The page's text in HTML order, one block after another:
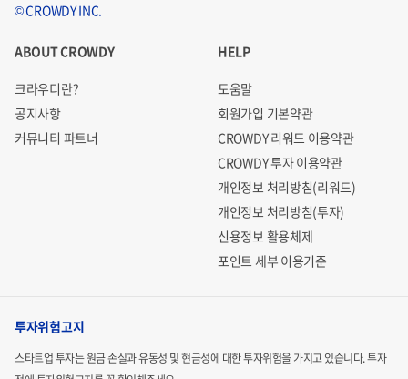
© CROWDY INC.
ABOUT CROWDY
크라우디란?
공지사항
커뮤니티 파트너
HELP
도움말
회원가입 기본약관
CROWDY 리워드 이용약관
CROWDY 투자 이용약관
개인정보 처리방침(리워드)
개인정보 처리방침(투자)
신용정보 활용체제
포인트 세부 이용기준
투자위험고지
스타트업 투자는 원금 손실과 유동성 및 현금성에 대한 투자위험을 가지고 있습니다.투자